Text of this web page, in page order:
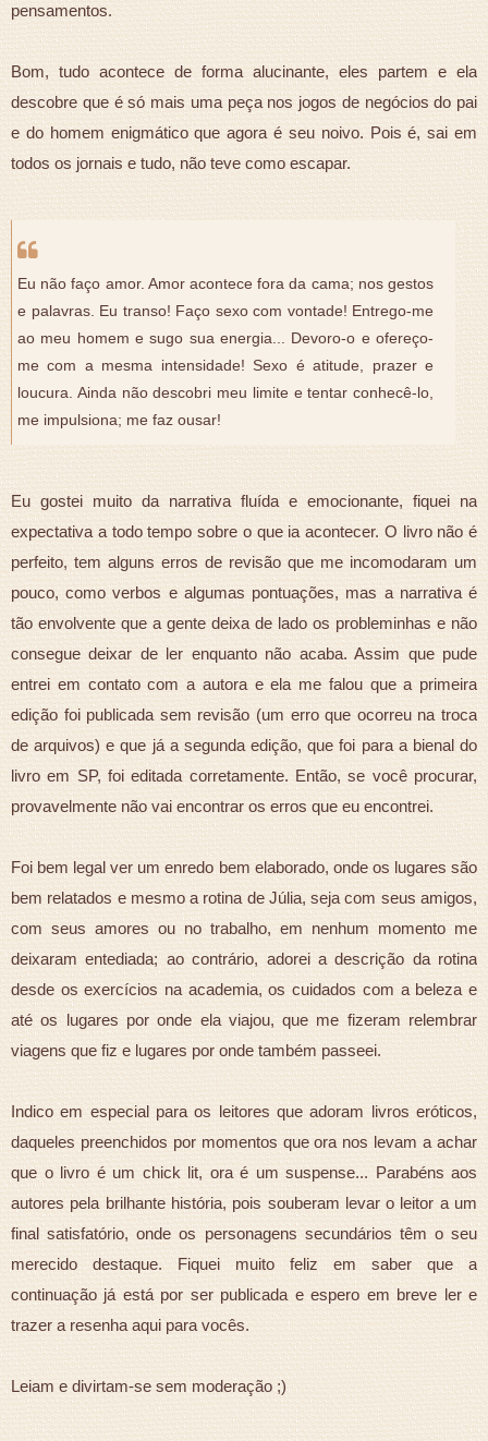
pensamentos.
Bom, tudo acontece de forma alucinante, eles partem e ela
descobre que é só mais uma peça nos jogos de negócios do pai
e do homem enigmático que agora é seu noivo. Pois é, sai em
todos os jornais e tudo, não teve como escapar.
Eu não faço amor. Amor acontece fora da cama; nos gestos
e palavras. Eu transo! Faço sexo com vontade! Entrego-me
ao meu homem e sugo sua energia... Devoro-o e ofereço-
me com a mesma intensidade! Sexo é atitude, prazer e
loucura. Ainda não descobri meu limite e tentar conhecê-lo,
me impulsiona; me faz ousar!
Eu gostei muito da narrativa fluída e emocionante, fiquei na
expectativa a todo tempo sobre o que ia acontecer. O livro não é
perfeito, tem alguns erros de revisão que me incomodaram um
pouco, como verbos e algumas pontuações, mas a narrativa é
tão envolvente que a gente deixa de lado os probleminhas e não
consegue deixar de ler enquanto não acaba. Assim que pude
entrei em contato com a autora e ela me falou que a primeira
edição foi publicada sem revisão (um erro que ocorreu na troca
de arquivos) e que já a segunda edição, que foi para a bienal do
livro em SP, foi editada corretamente. Então, se você procurar,
provavelmente não vai encontrar os erros que eu encontrei.
Foi bem legal ver um enredo bem elaborado, onde os lugares são
bem relatados e mesmo a rotina de Júlia, seja com seus amigos,
com seus amores ou no trabalho, em nenhum momento me
deixaram entediada; ao contrário, adorei a descrição da rotina
desde os exercícios na academia, os cuidados com a beleza e
até os lugares por onde ela viajou, que me fizeram relembrar
viagens que fiz e lugares por onde também passeei.
Indico em especial para os leitores que adoram livros eróticos,
daqueles preenchidos por momentos que ora nos levam a achar
que o livro é um chick lit, ora é um suspense... Parabéns aos
autores pela brilhante história, pois souberam levar o leitor a um
final satisfatório, onde os personagens secundários têm o seu
merecido destaque. Fiquei muito feliz em saber que a
continuação já está por ser publicada e espero em breve ler e
trazer a resenha aqui para vocês.
Leiam e divirtam-se sem moderação ;)